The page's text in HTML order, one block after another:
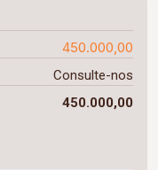
450.000,00
Consulte-nos
450.000,00